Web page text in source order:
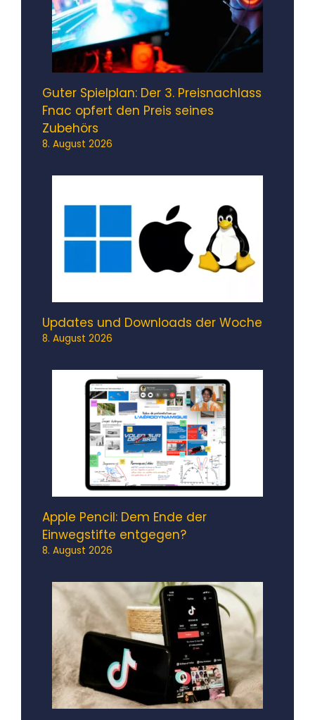
Guter Spielplan: Der 3. Preisnachlass
Fnac opfert den Preis seines
Zubehörs
8. August 2026
Updates und Downloads der Woche
8. August 2026
Apple Pencil: Dem Ende der
Einwegstifte entgegen?
8. August 2026